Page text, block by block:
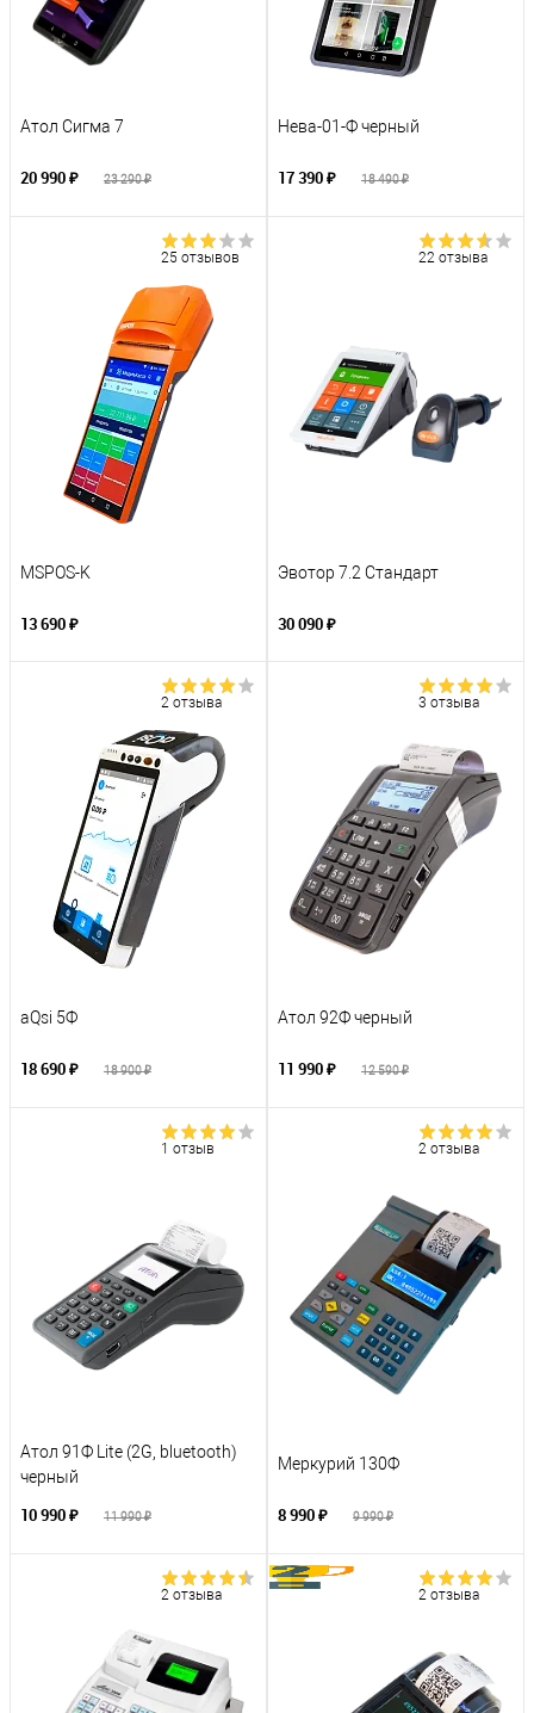
Атол Сигма 7
20 990 ₽ 23 290 ₽
Нева-01-Ф черный
17 390 ₽ 18 490 ₽
25 отзывов
MSPOS-K
13 690 ₽
22 отзыва
Эвотор 7.2 Стандарт
30 090 ₽
2 отзыва
aQsi 5Ф
18 690 ₽ 18 900 ₽
3 отзыва
Атол 92Ф черный
11 990 ₽ 12 590 ₽
1 отзыв
Атол 91Ф Lite (2G, bluetooth)
черный
10 990 ₽ 11 990 ₽
2 отзыва
Меркурий 130Ф
8 990 ₽ 9 990 ₽
2 отзыва 2 отзыва